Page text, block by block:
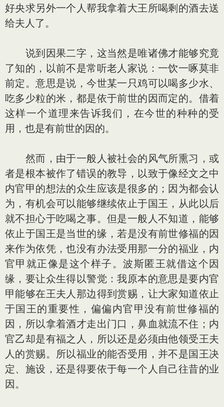
好央求另外一个人帮我拿着大王所喝剩的酒去送
给夫人了。
说到因果二字，这当然是唯诸佛才能够究竟
了知的，以前不是常听老人家说：一饮一啄莫非
前定。意思是说，今世某一只鸡可以喝多少水、
吃多少粒的米，都是依于前世的因而定的。借着
这样一个道理来告诉我们，在今世的种种的受
用，也是有前世的因的。
然而，由于一般人被社会的风气所熏习，或
者是根本被作了错误的教导，以致于像经文之中
内官甲的想法的众生应该是很多的；因为都会认
为，有机会可以能够继续依止于国王，从此以后
就不担心于吃喝之事。但是一般人不知道，能够
依止于国王是当世的缘，若是没有前世修福的因
来作为依凭，也没有办法受用那一分的福业，内
官甲就正像是这个样子。波斯匿王就借这个因
缘，要让众生得以警觉：我原本的意思是要内官
甲能够在王夫人那边得到赏赐，让大家知道依止
于国王的重要性，偏偏内官甲没有前世修福的
因，所以拿着酒才走出门口，鼻血就流不住；内
官乙却是有福之人，所以还是必须由他领受王夫
人的赏赐。所以福业的能否受用，并不是国王决
定、施设，还是得要依于每一个人自己往昔的业
因。